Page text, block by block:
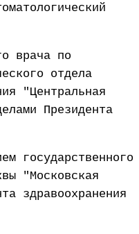
врача по
отдела
"Центральная
Президента
государственного
"Московская
здравоохранения